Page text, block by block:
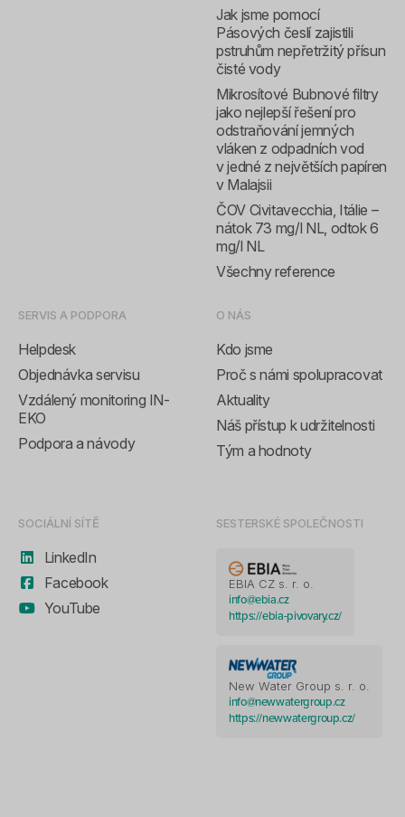
Jak jsme pomocí
Pásových česlí zajistili
pstruhům nepřetržitý přísun
čisté vody
Mikrosítové Bubnové filtry
jako nejlepší řešení pro
odstraňování jemných
vláken z odpadních vod
v jedné z největších papíren
v Malajsii
ČOV Civitavecchia, Itálie –
nátok 73 mg/l NL, odtok 6
mg/l NL
Všechny reference
SERVIS A PODPORA
Helpdesk
Objednávka servisu
Vzdálený monitoring IN-
EKO
Podpora a návody
O NÁS
Kdo jsme
Proč s námi spolupracovat
Aktuality
Náš přístup k udržitelnosti
Tým a hodnoty
SOCIÁLNÍ SÍTĚ
LinkedIn
Facebook
YouTube
SESTERSKÉ SPOLEČNOSTI
EBIA CZ s. r. o.
info@ebia.cz
https://ebia-pivovary.cz/
New Water Group s. r. o.
info@newwatergroup.cz
https://newwatergroup.cz/